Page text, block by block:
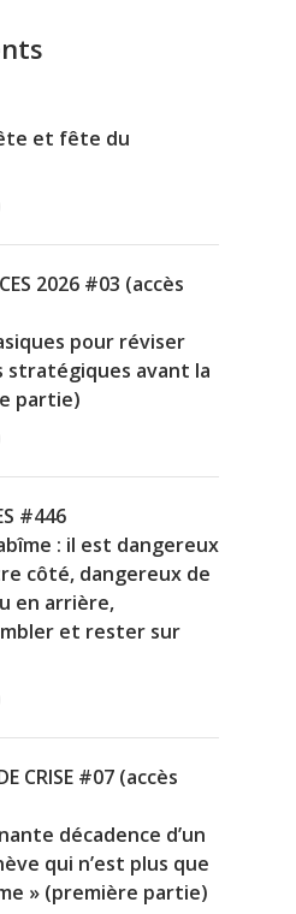
et fête du
2026 #03 (accès
pour réviser
stratégiques avant la
partie)
#446
: il est dangereux
côté, dangereux de
en arrière,
et rester sur
CRISE #07 (accès
décadence d’un
qui n’est plus que
» (première partie)